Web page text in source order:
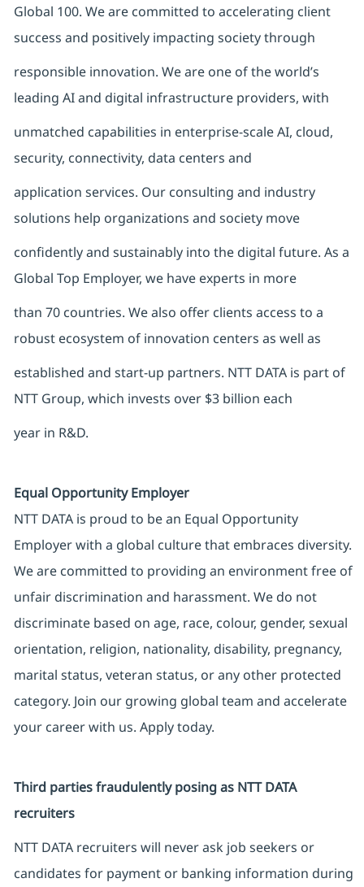
Global 100. We are committed to accelerating client
success and positively impacting society through
responsible innovation. We are one of the world’s
leading AI and digital infrastructure providers, with
unmatched capabilities in enterprise-scale AI, cloud,
security, connectivity, data centers and
application services. Our consulting and industry
solutions help organizations and society move
confidently and sustainably into the digital future. As a
Global Top Employer, we have experts in more
than 70 countries. We also offer clients access to a
robust ecosystem of innovation centers as well as
established and start-up partners. NTT DATA is part of
NTT Group, which invests over $3 billion each
year in R&D.
Equal Opportunity Employer
NTT DATA is proud to be an Equal Opportunity
Employer with a global culture that embraces diversity.
We are committed to providing an environment free of
unfair discrimination and harassment. We do not
discriminate based on age, race, colour, gender, sexual
orientation, religion, nationality, disability, pregnancy,
marital status, veteran status, or any other protected
category. Join our growing global team and accelerate
your career with us. Apply today.
Third parties fraudulently posing as NTT DATA
recruiters
NTT DATA recruiters will never ask job seekers or
candidates for payment or banking information during